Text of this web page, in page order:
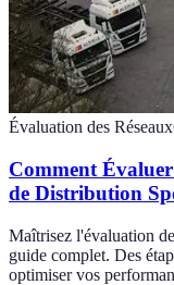
Évaluation des Réseaux
Comment
de Distribution
Maîtrisez l'évaluation
guide complet. Des
optimiser vos